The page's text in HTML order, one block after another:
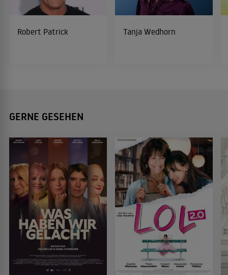
Robert Patrick Tanja Wedhorn
GERNE GESEHEN